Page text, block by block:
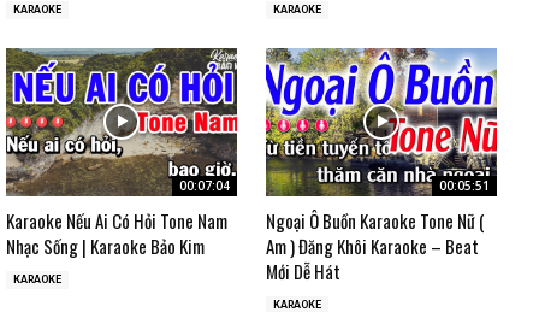
KARAOKE KARAOKE
00:07:04
Karaoke Nếu Ai Có Hỏi Tone Nam
Nhạc Sống | Karaoke Bảo Kim
KARAOKE
00:05:51
Ngoại Ô Buồn Karaoke Tone Nữ (
Am ) Đăng Khôi Karaoke – Beat
Mới Dễ Hát
KARAOKE